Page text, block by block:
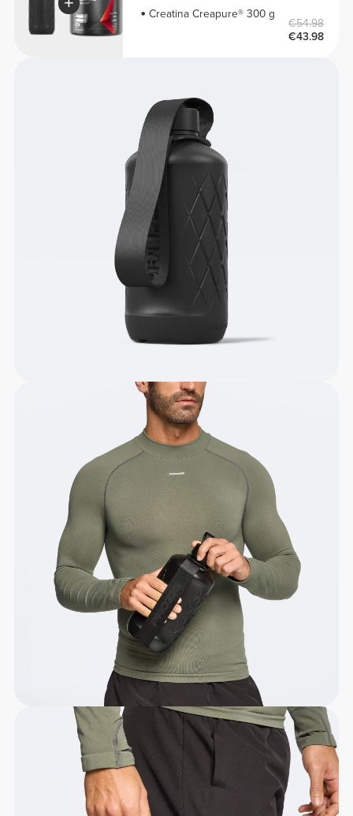
Creatina Creapure® 300 g
€54.98
€43.98